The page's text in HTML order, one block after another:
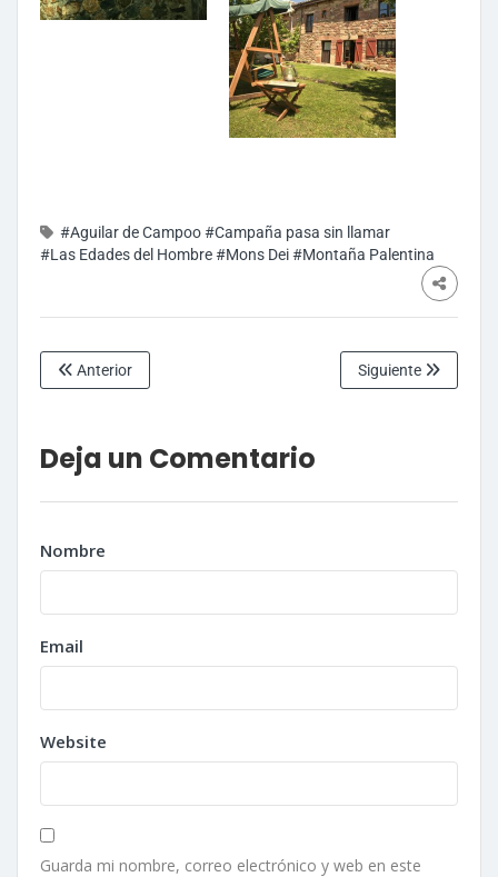
#Aguilar de Campoo#Campaña pasa sin llamar
#Las Edades del Hombre#Mons Dei#Montaña Palentina
Anterior Siguiente
Deja un Comentario
Nombre
Email
Website
Guarda mi nombre, correo electrónico y web en este